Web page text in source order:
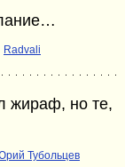
Radvali
жираф, но те,
Тубольцев